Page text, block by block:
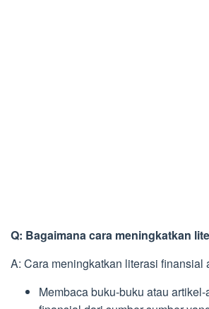
Q: Bagaimana cara meningkatkan
A: Cara meningkatkan literasi finansial
Membaca buku-buku atau